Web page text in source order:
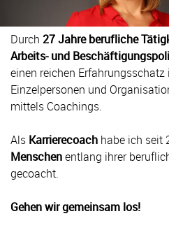
Durch 27 Jahre berufliche
Arbeits- und
einen reichen
Einzelpersonen und
mittels Coachings.
Als Karrierecoach habe ich seit
Menschenentlang ihrer
gecoacht.
Gehen wir gemeinsam los!